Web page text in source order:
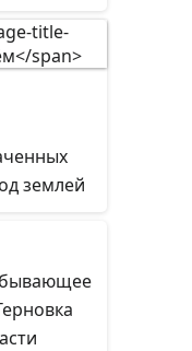
землей
шахт, а
и
и